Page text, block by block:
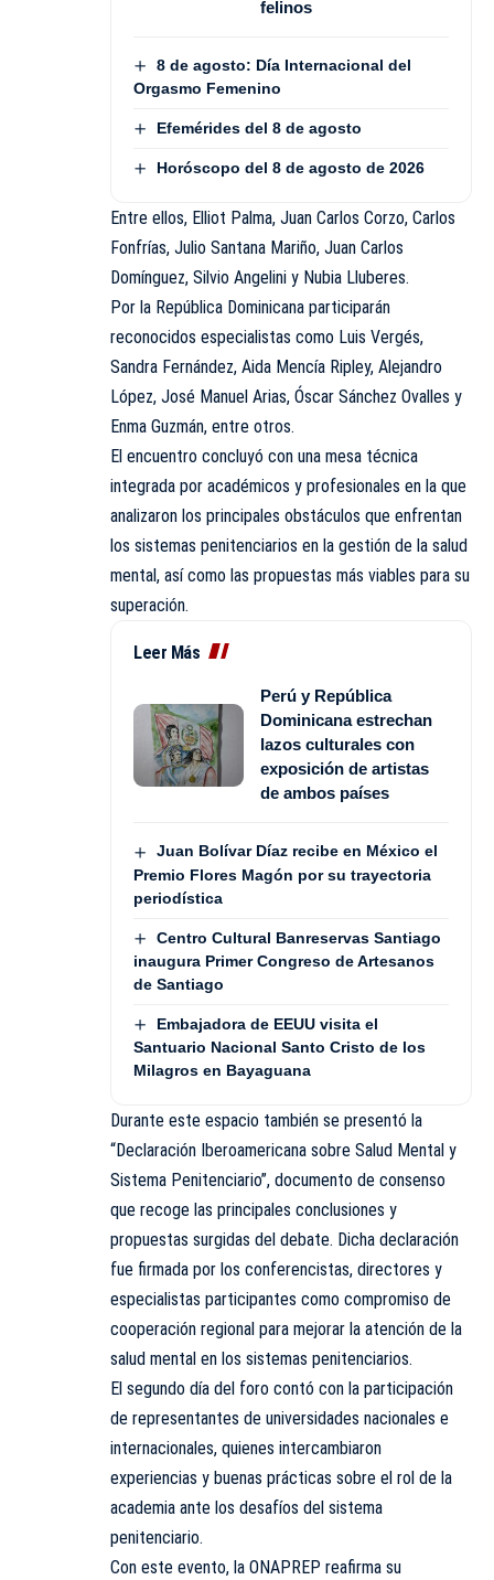
felinos
8 de agosto: Día Internacional del
Orgasmo Femenino
Efemérides del 8 de agosto
Horóscopo del 8 de agosto de 2026
Entre ellos, Elliot Palma, Juan Carlos Corzo, Carlos
Fonfrías, Julio Santana Mariño, Juan Carlos
Domínguez, Silvio Angelini y Nubia Lluberes.
Por la República Dominicana participarán
reconocidos especialistas como Luis Vergés,
Sandra Fernández, Aida Mencía Ripley, Alejandro
López, José Manuel Arias, Óscar Sánchez Ovalles y
Enma Guzmán, entre otros.
El encuentro concluyó con una mesa técnica
integrada por académicos y profesionales en la que
analizaron los principales obstáculos que enfrentan
los sistemas penitenciarios en la gestión de la salud
mental, así como las propuestas más viables para su
superación.
Leer Más
Perú y República
Dominicana estrechan
lazos culturales con
exposición de artistas
de ambos países
Juan Bolívar Díaz recibe en México el
Premio Flores Magón por su trayectoria
periodística
Centro Cultural Banreservas Santiago
inaugura Primer Congreso de Artesanos
de Santiago
Embajadora de EEUU visita el
Santuario Nacional Santo Cristo de los
Milagros en Bayaguana
Durante este espacio también se presentó la
“Declaración Iberoamericana sobre Salud Mental y
Sistema Penitenciario”, documento de consenso
que recoge las principales conclusiones y
propuestas surgidas del debate. Dicha declaración
fue firmada por los conferencistas, directores y
especialistas participantes como compromiso de
cooperación regional para mejorar la atención de la
salud mental en los sistemas penitenciarios.
El segundo día del foro contó con la participación
de representantes de universidades nacionales e
internacionales, quienes intercambiaron
experiencias y buenas prácticas sobre el rol de la
academia ante los desafíos del sistema
penitenciario.
Con este evento, la ONAPREP reafirma su